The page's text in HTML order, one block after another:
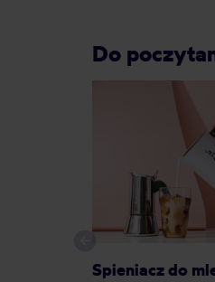
Do
Spieniacz do